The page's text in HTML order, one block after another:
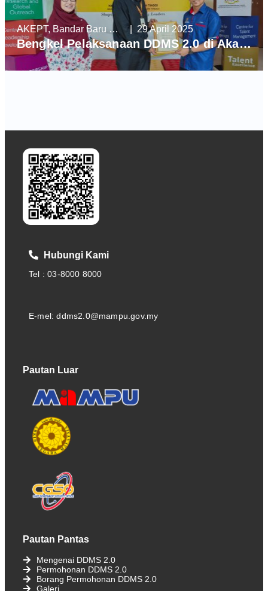
Bengkel Pelaksanaan DDMS 2.0 di Akademi Kepimpinan Pendidikan Tinggi (AKEPT)
AKEPT, Bandar Baru Enstek | 29 April 2025
Hubungi Kami
Tel : 03-8000 8000
E-mel: ddms2.0@mampu.gov.my
Pautan Luar
Pautan Pantas
Mengenai DDMS 2.0
Permohonan DDMS 2.0
Borang Permohonan DDMS 2.0
Galeri